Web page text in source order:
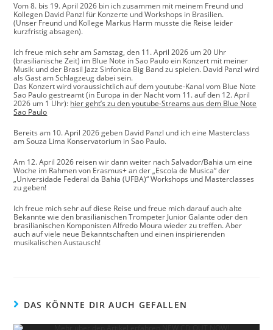
Vom 8. bis 19. April 2026 bin ich zusammen mit meinem Freund und
Kollegen David Panzl für Konzerte und Workshops in Brasilien.
(Unser Freund und Kollege Markus Harm musste die Reise leider
kurzfristig absagen).
Ich freue mich sehr am Samstag, den 11. April 2026 um 20 Uhr
(brasilianische Zeit) im Blue Note in Sao Paulo ein Konzert mit meiner
Musik und der Brasil Jazz Sinfonica Big Band zu spielen. David Panzl wird
als Gast am Schlagzeug dabei sein.
Das Konzert wird voraussichtlich auf dem youtube-Kanal vom Blue Note
Sao Paulo gestreamt (in Europa in der Nacht vom 11. auf den 12. April
2026 um 1 Uhr): hier geht’s zu den youtube-Streams aus dem Blue Note
Sao Paulo
Bereits am 10. April 2026 geben David Panzl und ich eine Masterclass
am Souza Lima Konservatorium in Sao Paulo.
Am 12. April 2026 reisen wir dann weiter nach Salvador/Bahia um eine
Woche im Rahmen von Erasmus+ an der „Escola de Musica“ der
„Universidade Federal da Bahia (UFBA)“ Workshops und Masterclasses
zu geben!
Ich freue mich sehr auf diese Reise und freue mich darauf auch alte
Bekannte wie den brasilianischen Trompeter Junior Galante oder den
brasilianischen Komponisten Alfredo Moura wieder zu treffen. Aber
auch auf viele neue Bekanntschaften und einen inspirierenden
musikalischen Austausch!
DAS KÖNNTE DIR AUCH GEFALLEN